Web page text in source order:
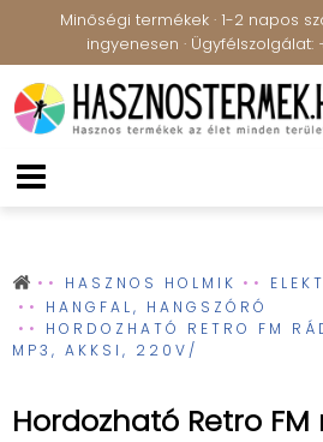
Minőségi termékek · 1-2 napos
ingyenesen ·
HASZNOS HOLMIK
HANGFAL, HANGSZÓRÓ
HORDOZHATÓ RETRO FM
MP3, AKKSI, 220V/
Hordozható Retro